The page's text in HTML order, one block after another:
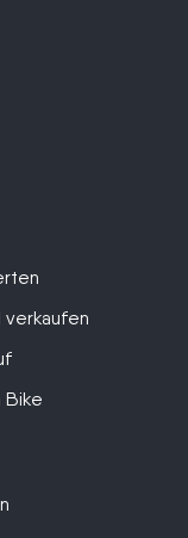
verkaufen
Bike